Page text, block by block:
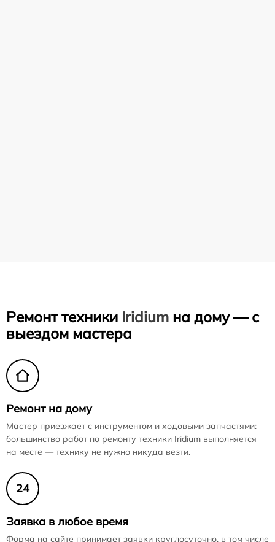
Ремонт техники Iridium на дому — с
выездом мастера
Ремонт на дому
Мастер приезжает с инструментом и ходовыми запчастями:
большинство работ по ремонту техники Iridium выполняется
на месте — технику не нужно никуда везти.
24
Заявка в любое время
Форма на сайте принимает заявки круглосуточно, в том числе